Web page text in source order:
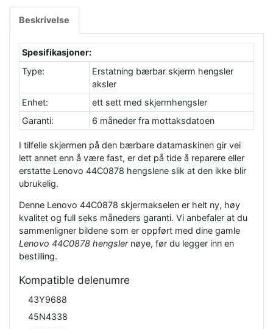
Beskrivelse
Spesifikasjoner:
Type:
Erstatning bærbar skjerm hengsler
aksler
Enhet:
ett sett med skjermhengsler
Garanti:
6 måneder fra mottaksdatoen
I tilfelle skjermen på den bærbare datamaskinen gir vei
lett annet enn å være fast, er det på tide å reparere eller
erstatte Lenovo 44C0878 hengslene slik at den ikke blir
ubrukelig.
Denne Lenovo 44C0878 skjermakselen er helt ny, høy
kvalitet og full seks måneders garanti. Vi anbefaler at du
sammenligner bildene som er oppført med dine gamle
Lenovo 44C0878 hengslernøye, før du legger inn en
bestilling.
Kompatible delenumre
43Y9688
45N4338